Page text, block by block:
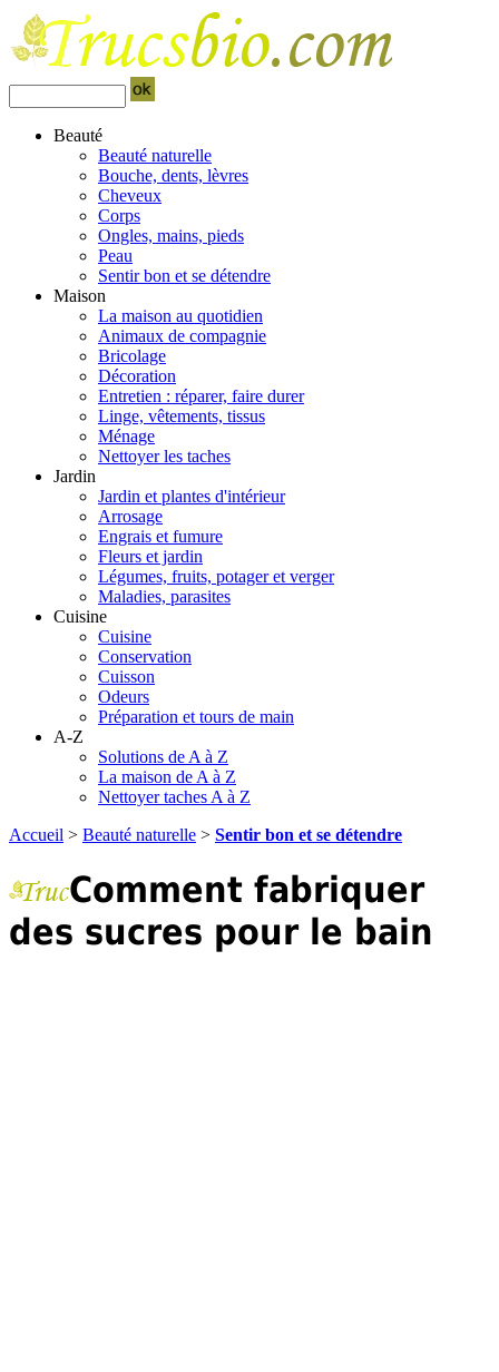
Beauté
Beauté naturelle
Bouche, dents, lèvres
Cheveux
Corps
Ongles, mains, pieds
Peau
Sentir bon et se détendre
Maison
La maison au quotidien
Animaux de compagnie
Bricolage
Décoration
Entretien : réparer, faire durer
Linge, vêtements, tissus
Ménage
Nettoyer les taches
Jardin
Jardin et plantes d'intérieur
Arrosage
Engrais et fumure
Fleurs et jardin
Légumes, fruits, potager et verger
Maladies, parasites
Cuisine
Cuisine
Conservation
Cuisson
Odeurs
Préparation et tours de main
A-Z
Solutions de A à Z
La maison de A à Z
Nettoyer taches A à Z
Accueil > Beauté naturelle > Sentir bon et se détendre
Comment fabriquer
des sucres pour le bain